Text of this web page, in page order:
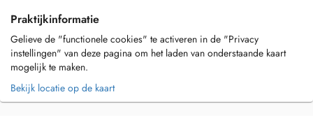
Praktijkinformatie
Gelieve de "functionele cookies" te activeren in de "Privacy
instellingen" van deze pagina om het laden van onderstaande kaart
mogelijk te maken.
Bekijk locatie op de kaart